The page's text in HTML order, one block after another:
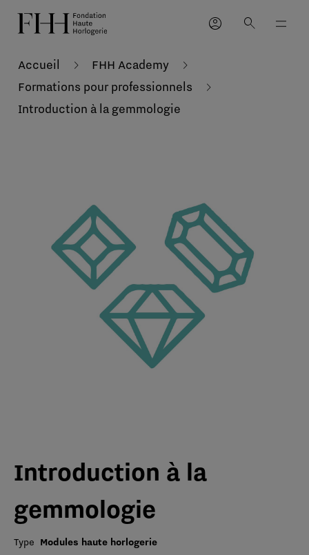
account_circle search
Accueil
FHH Academy
Formations pour professionnels
Introduction à la gemmologie
Introduction à la
gemmologie
Type Modules haute horlogerie